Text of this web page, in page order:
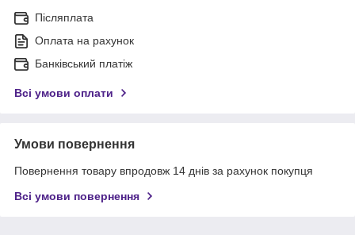
Післяплата
Оплата на рахунок
Банківський платіж
Всі умови оплати
Умови повернення
Повернення товару впродовж 14 днів за рахунок покупця
Всі умови повернення